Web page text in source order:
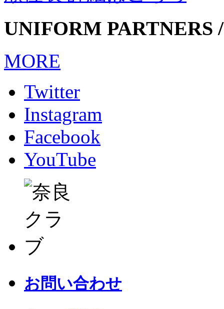
UNIFORM PARTNERS
MORE
Twitter
Instagram
Facebook
YouTube
お問い合わせ